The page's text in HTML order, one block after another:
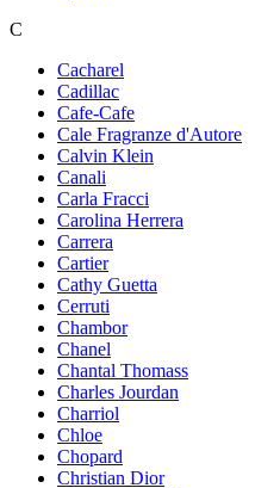
C
Cacharel
Cadillac
Cafe-Cafe
Cale Fragranze d'Autore
Calvin Klein
Canali
Carla Fracci
Carolina Herrera
Carrera
Cartier
Cathy Guetta
Cerruti
Chambor
Chanel
Chantal Thomass
Charles Jourdan
Charriol
Chloe
Chopard
Christian Dior